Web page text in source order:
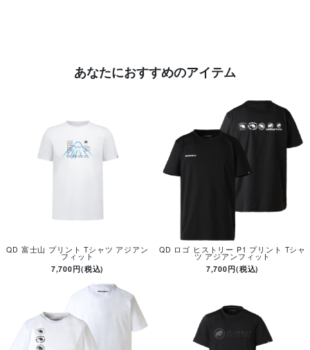
あなたにおすすめのアイテム
QD 富士山 プリント Tシャツ アジアン
フィット
7,700円(税込)
QD ロゴ ヒストリー P1 プリント Tシャ
ツ アジアンフィット
7,700円(税込)